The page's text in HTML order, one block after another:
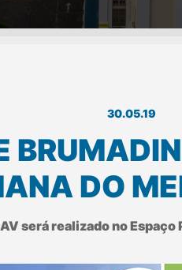
30.05.19
DO
será realizado no Espaço